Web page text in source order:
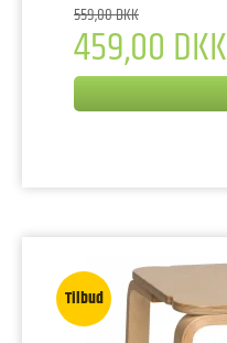
559,00 DKK
459,00 DKK
Tilbud